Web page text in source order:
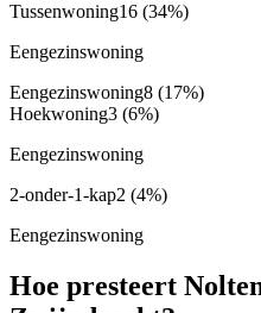
Tussenwoning16 (34%)
Eengezinswoning
Eengezinswoning8 (17%)
Hoekwoning3 (6%)
Eengezinswoning
2-onder-1-kap2 (4%)
Eengezinswoning
Hoe presteert